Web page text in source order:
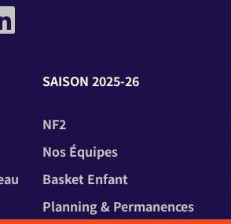
SAISON 2025-26
NF2
Nos Équipes
Basket Enfant
Planning & Permanences